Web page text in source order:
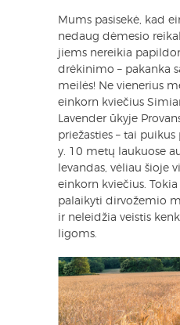
Mums pasisekė, kad
nedaug dėmesio
jiems nereikia
drėkinimo – pakanka
meilės! Ne vienerius
einkorn kviečius
Lavender ūkyje
priežasties – tai
y. 10 metų laukuose
levandas, vėliau šioje
einkorn kviečius.
palaikyti dirvožemio
ir neleidžia veistis
ligoms.